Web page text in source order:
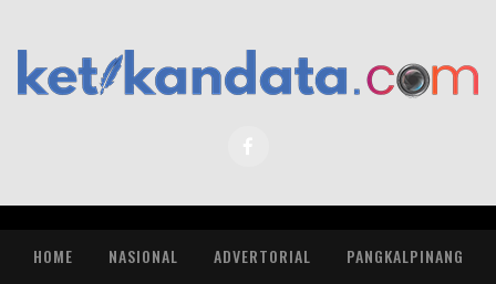
HOME NASIONAL ADVERTORIAL PANGKALPINANG